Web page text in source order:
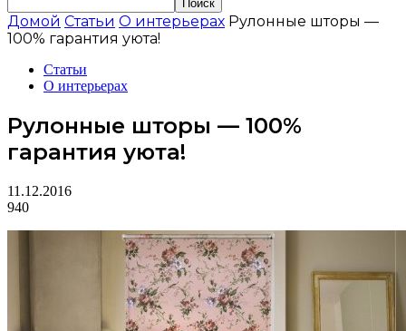
Домой Статьи О интерьерах Рулонные шторы —
100% гарантия уюта!
Статьи
О интерьерах
Рулонные шторы — 100%
гарантия уюта!
11.12.2016
940